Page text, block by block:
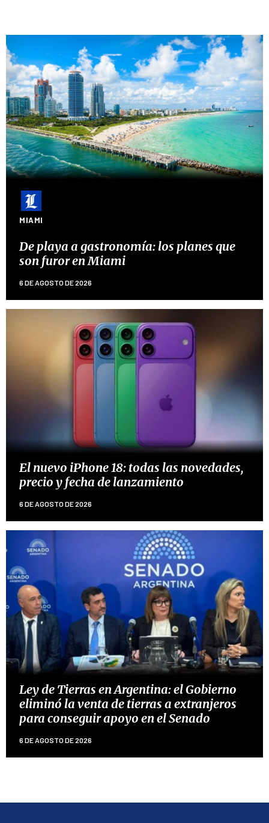
MIAMI
De playa a gastronomía: los planes que
son furor en Miami
6 DE AGOSTO DE 2026
El nuevo iPhone 18: todas las novedades,
precio y fecha de lanzamiento
6 DE AGOSTO DE 2026
Ley de Tierras en Argentina: el Gobierno
eliminó la venta de tierras a extranjeros
para conseguir apoyo en el Senado
6 DE AGOSTO DE 2026